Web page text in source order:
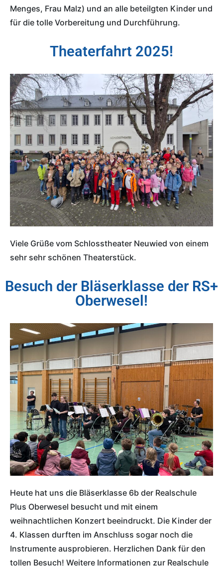
Menges, Frau Malz) und an alle beteilgten Kinder und
für die tolle Vorbereitung und Durchführung.
Theaterfahrt 2025!
Viele Grüße vom Schlosstheater Neuwied von einem
sehr sehr schönen Theaterstück.
Besuch der Bläserklasse der RS+
Oberwesel!
Heute hat uns die Bläserklasse 6b der Realschule
Plus Oberwesel besucht und mit einem
weihnachtlichen Konzert beeindruckt. Die Kinder der
4. Klassen durften im Anschluss sogar noch die
Instrumente ausprobieren. Herzlichen Dank für den
tollen Besuch! Weitere Informationen zur Realschule